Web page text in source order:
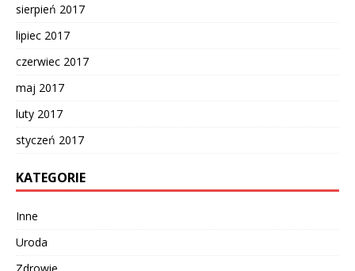
sierpień 2017
lipiec 2017
czerwiec 2017
maj 2017
luty 2017
styczeń 2017
KATEGORIE
Inne
Uroda
Zdrowie